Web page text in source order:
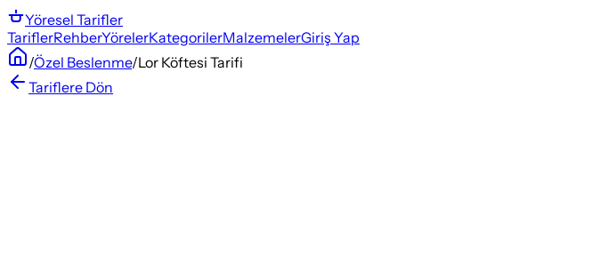
Yöresel Tarifler
TariflerRehberYörelerKategorilerMalzemelerGiriş Yap
/Özel Beslenme/Lor Köftesi Tarifi
Tariflere Dön